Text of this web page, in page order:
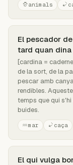
animals
El pescador
tard quan dina
[cardina =
de la sort, de la
pescar amb
rendibles.
temps que qui
buides.
mar caça
El qui vulga